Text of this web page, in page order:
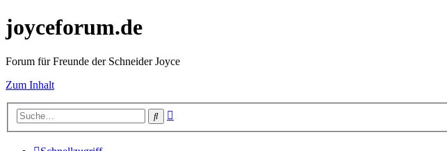
joyceforum.de
Forum für Freunde der Schneider Joyce
Zum Inhalt
Suche